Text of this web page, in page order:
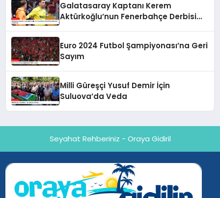
Galatasaray Kaptanı Kerem
Aktürkoğlu’nun Fenerbahçe Derbisi
Euro 2024 Futbol Şampiyonası’na Geri
Sayım
Milli Güreşçi Yusuf Demir İçin
Suluova’da Veda
Seyahat Rehberiniz - Oraya Gidiril